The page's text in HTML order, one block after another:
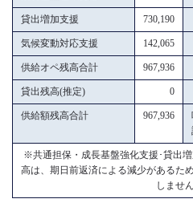
貸出増加支援 730,190
気候変動対応支援 142,065
供給オペ残高合計 967,936
貸出残高(推定) 0
供給額残高合計 967,936
※共通担保・成長基盤強化支援･貸出
高は、期日前返済による減少があるた
しません